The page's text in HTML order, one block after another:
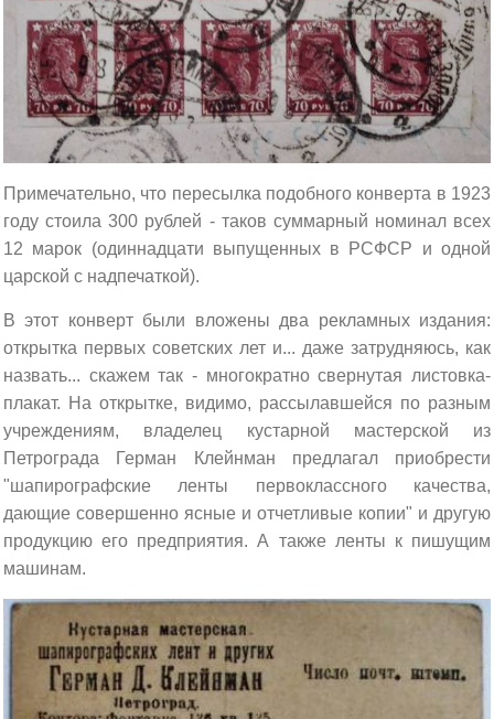
Примечательно, что пересылка подобного конверта в 1923
году стоила 300 рублей - таков суммарный номинал всех
12 марок (одиннадцати выпущенных в РСФСР и одной
царской с надпечаткой).
В этот конверт были вложены два рекламных издания:
открытка первых советских лет и... даже затрудняюсь, как
назвать... скажем так - многократно свернутая листовка-
плакат. На открытке, видимо, рассылавшейся по разным
учреждениям, владелец кустарной мастерской из
Петрограда Герман Клейнман предлагал приобрести
"шапирографские ленты первоклассного качества,
дающие совершенно ясные и отчетливые копии" и другую
продукцию его предприятия. А также ленты к пишущим
машинам.